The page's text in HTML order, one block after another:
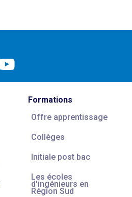
Formations
Offre apprentissage
Collèges
Initiale post bac
Les écoles
d'ingénieurs en
Région Sud